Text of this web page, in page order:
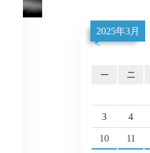
2025年3月
一 二
3 4
10 11